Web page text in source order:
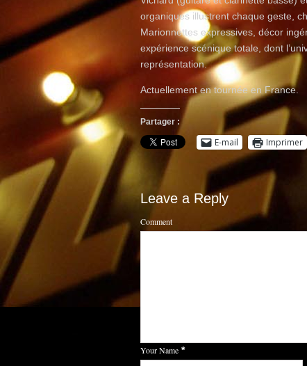
organiques illustrent chaque geste,
Marionnettes expressives, décor
expérience scénique totale, dont
représentation.
Actuellement en tournée en France.
Partager :
E-mail Imprimer
Leave a Reply
Comment
Your Name *